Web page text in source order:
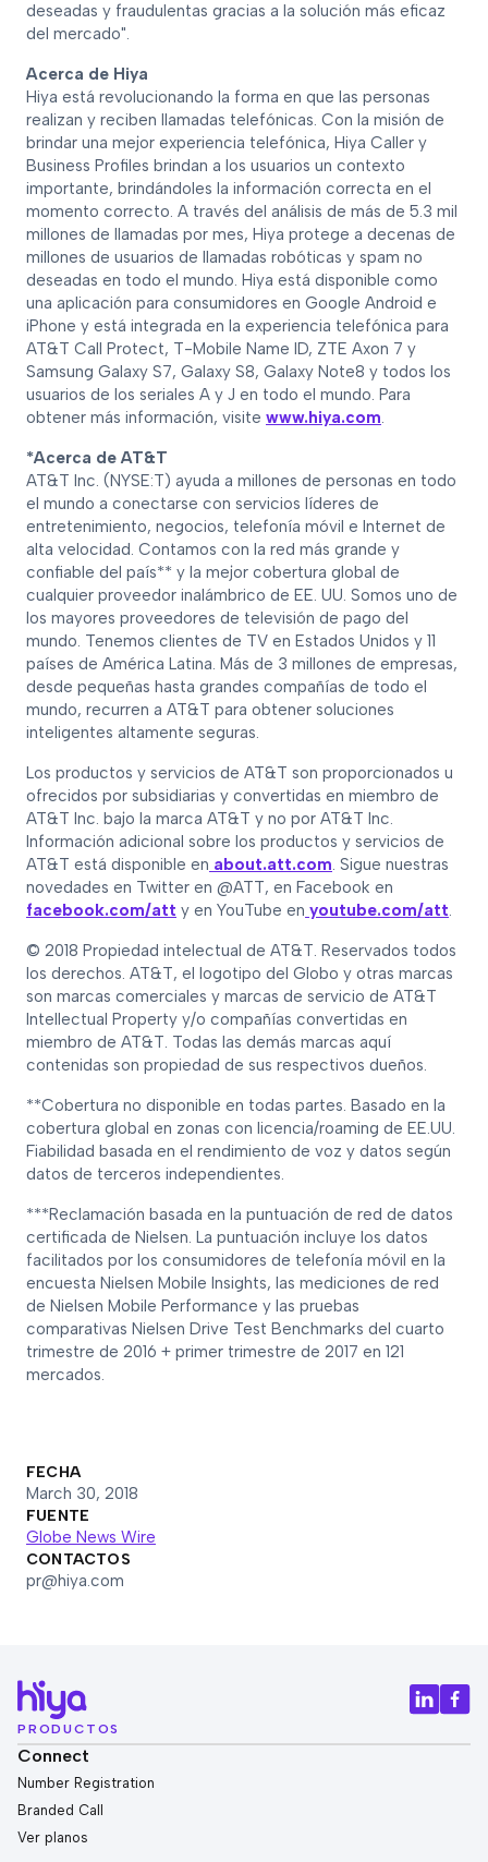
deseadas y fraudulentas gracias a la solución más eficaz
del mercado".
Acerca de Hiya
Hiya está revolucionando la forma en que las personas
realizan y reciben llamadas telefónicas. Con la misión de
brindar una mejor experiencia telefónica, Hiya Caller y
Business Profiles brindan a los usuarios un contexto
importante, brindándoles la información correcta en el
momento correcto. A través del análisis de más de 5.3 mil
millones de llamadas por mes, Hiya protege a decenas de
millones de usuarios de llamadas robóticas y spam no
deseadas en todo el mundo. Hiya está disponible como
una aplicación para consumidores en Google Android e
iPhone y está integrada en la experiencia telefónica para
AT&T Call Protect, T-Mobile Name ID, ZTE Axon 7 y
Samsung Galaxy S7, Galaxy S8, Galaxy Note8 y todos los
usuarios de los seriales A y J en todo el mundo. Para
obtener más información, visite www.hiya.com.
*Acerca de AT&T
AT&T Inc. (NYSE:T) ayuda a millones de personas en todo
el mundo a conectarse con servicios líderes de
entretenimiento, negocios, telefonía móvil e Internet de
alta velocidad. Contamos con la red más grande y
confiable del país** y la mejor cobertura global de
cualquier proveedor inalámbrico de EE. UU. Somos uno de
los mayores proveedores de televisión de pago del
mundo. Tenemos clientes de TV en Estados Unidos y 11
países de América Latina. Más de 3 millones de empresas,
desde pequeñas hasta grandes compañías de todo el
mundo, recurren a AT&T para obtener soluciones
inteligentes altamente seguras.
Los productos y servicios de AT&T son proporcionados u
ofrecidos por subsidiarias y convertidas en miembro de
AT&T Inc. bajo la marca AT&T y no por AT&T Inc.
Información adicional sobre los productos y servicios de
AT&T está disponible en about.att.com. Sigue nuestras
novedades en Twitter en @ATT, en Facebook en
facebook.com/att y en YouTube en youtube.com/att.
© 2018 Propiedad intelectual de AT&T. Reservados todos
los derechos. AT&T, el logotipo del Globo y otras marcas
son marcas comerciales y marcas de servicio de AT&T
Intellectual Property y/o compañías convertidas en
miembro de AT&T. Todas las demás marcas aquí
contenidas son propiedad de sus respectivos dueños.
**Cobertura no disponible en todas partes. Basado en la
cobertura global en zonas con licencia/roaming de EE.UU.
Fiabilidad basada en el rendimiento de voz y datos según
datos de terceros independientes.
***Reclamación basada en la puntuación de red de datos
certificada de Nielsen. La puntuación incluye los datos
facilitados por los consumidores de telefonía móvil en la
encuesta Nielsen Mobile Insights, las mediciones de red
de Nielsen Mobile Performance y las pruebas
comparativas Nielsen Drive Test Benchmarks del cuarto
trimestre de 2016 + primer trimestre de 2017 en 121
mercados.
FECHA
March 30, 2018
FUENTE
Globe News Wire
CONTACTOS
pr@hiya.com
PRODUCTOS
Connect
Number Registration
Branded Call
Ver planos